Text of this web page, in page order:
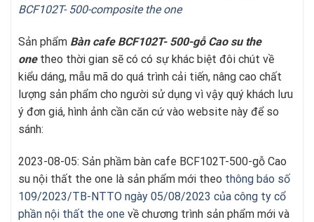
BCF102T- 500-composite the one
Sản phẩm Bàn cafeBCF102T- 500-gỗ Cao su the
onetheo thời gian sẽ có có sự khác biệt đôi chút về
kiểu dáng, mẫu mã do quá trình cải tiến, nâng cao chất
lượng sản phẩm cho người sử dụng vì vậy quý khách lưu
ý đơn giá, hình ảnh cần căn cứ vào website này để so
sánh:
2023-08-05: Sản phầm bàn cafe BCF102T-500-gỗ Cao
su nội thất the one là sản phẩm mới theo thông báo số
109/2023/TB-NTTO ngày 05/08/2023 của công ty cổ
phần nội thất the one về chương trình sản phẩm mới và